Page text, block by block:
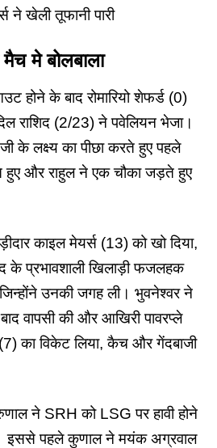
ने खेली तूफानी पारी
मैच मे बोलबाला
होने के बाद रोमारियो शेफर्ड (0)
राशिद (2/23) ने पवेलियन भेजा।
के लक्ष्य का पीछा करते हुए पहले
और राहुल ने एक चौका जड़ते हुए
काइल मेयर्स (13) को खो दिया,
के प्रभावशाली खिलाड़ी फजलहक
उनकी जगह ली। भुवनेश्वर ने
वापसी की और आखिरी पावरप्ले
का विकेट लिया, कैच और गेंदबाजी
ने SRH को LSG पर हावी होने
इससे पहले कुणाल ने मयंक अग्रवाल